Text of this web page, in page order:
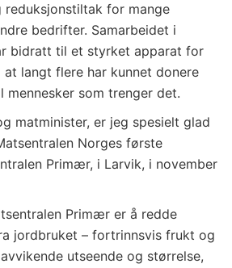
for mange
bedrifter. Samarbeidet i
bidratt til et styrket apparat for
at langt flere har kunnet donere
mennesker som trenger det.
matminister, er jeg spesielt glad
Norges første
Primær, i Larvik, i november
Primær er å redde
jordbruket – fortrinnsvis frukt og
utseende og størrelse,